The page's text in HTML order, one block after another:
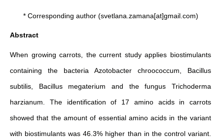
* Corresponding author (svetlana.zamana[at]gmail.com)
Abstract
When growing carrots, the current study applies biostimulants
containing the bacteria Azotobacter chroococcum, Bacillus
subtilis, Bacillus megaterium and the fungus Trichoderma
harzianum. The identification of 17 amino acids in carrots
showed that the amount of essential amino acids in the variant
with biostimulants was 46.3% higher than in the control variant.